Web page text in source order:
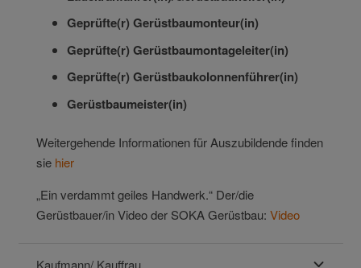
Geprüfte(r) Gerüstbaumonteur(in)
Geprüfte(r) Gerüstbaumontageleiter(in)
Geprüfte(r) Gerüstbaukolonnenführer(in)
Gerüstbaumeister(in)
Weitergehende Informationen für Auszubildende finden
sie hier
„Ein verdammt geiles Handwerk.“ Der/die
Gerüstbauer/in Video der SOKA Gerüstbau: Video
Kaufmann/ Kauffrau